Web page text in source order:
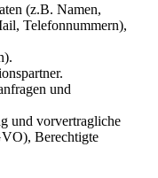
(z.B. Namen,
Telefonnummern),
und
und vorvertragliche
Berechtigte